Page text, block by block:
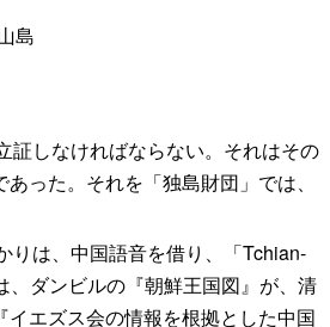
島
証しなければならない。それはその
った。それを「独島財団」では、
は、中国語音を借り、「Tchian‐
、ダンビルの『朝鮮王国図』が、清
エズス会の情報を根拠とした中国